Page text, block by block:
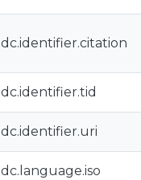
dc.identifier.citation
dc.identifier.tid
dc.identifier.uri
dc.language.iso